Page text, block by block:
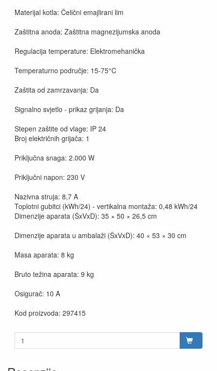
Materijal kotla: Čelični emajlirani lim
Zaštitna anoda: Zaštitna magnezijumska anoda
Regulacija temperature: Elektromehanička
Temperaturno područje: 15-75°C
Zaštita od zamrzavanja: Da
Signalno svjetlo - prikaz grijanja: Da
Stepen zaštite od vlage: IP 24
Broj električnih grijača: 1
Priključna snaga: 2.000 W
Priključni napon: 230 V
Nazivna struja: 8,7 A
Toplotni gubitci (kWh/24) - vertikalna montaža: 0,48 kWh/24
Dimenzije aparata (ŠxVxD): 35 × 50 × 26,5 cm
Dimenzije aparata u ambalaži (ŠxVxD): 40 × 53 × 30 cm
Masa aparata: 8 kg
Bruto težina aparata: 9 kg
Osigurač: 10 A
Kod proizvoda: 297415